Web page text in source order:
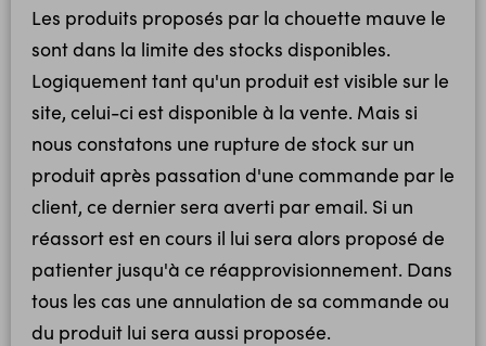
Les produits proposés par la chouette mauve le
sont dans la limite des stocks disponibles.
Logiquement tant qu'un produit est visible sur le
site, celui-ci est disponible à la vente. Mais si
nous constatons une rupture de stock sur un
produit après passation d'une commande par le
client, ce dernier sera averti par email. Si un
réassort est en cours il lui sera alors proposé de
patienter jusqu'à ce réapprovisionnement. Dans
tous les cas une annulation de sa commande ou
du produit lui sera aussi proposée.